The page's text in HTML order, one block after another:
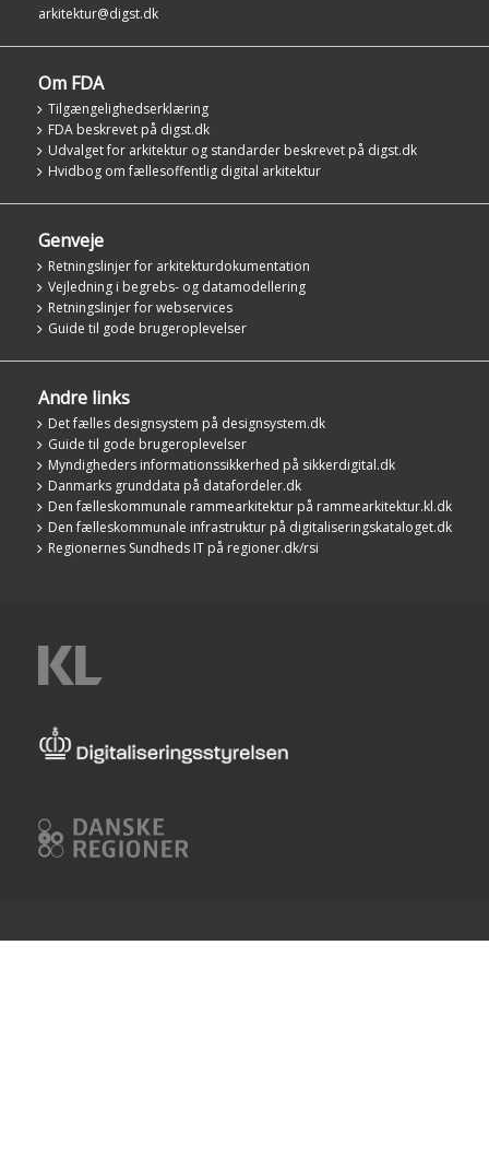
arkitektur@digst.dk
Om FDA
Tilgængelighedserklæring
FDA beskrevet på digst.dk
Udvalget for arkitektur og standarder beskrevet på digst.dk
Hvidbog om fællesoffentlig digital arkitektur
Genveje
Retningslinjer for arkitekturdokumentation
Vejledning i begrebs- og datamodellering
Retningslinjer for webservices
Guide til gode brugeroplevelser
Andre links
Det fælles designsystem på designsystem.dk
Guide til gode brugeroplevelser
Myndigheders informationssikkerhed på sikkerdigital.dk
Danmarks grunddata på datafordeler.dk
Den fælleskommunale rammearkitektur på rammearkitektur.kl.dk
Den fælleskommunale infrastruktur på digitaliseringskataloget.dk
Regionernes Sundheds IT på regioner.dk/rsi